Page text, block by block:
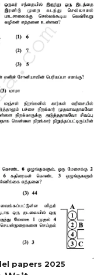
papers 2025